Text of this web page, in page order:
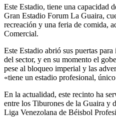
Este Estadio, tiene una capacidad
Gran Estadio Forum La Guaira,
recreación y una feria de comida,
Comercial.
Este Estadio abrió sus puertas
del sector, y en su momento el
pese al bloqueo imperial y las
«tiene un estadio profesional,
En la actualidad, este recinto ha
entre los Tiburones de la Guaira y
Liga Venezolana de Béisbol